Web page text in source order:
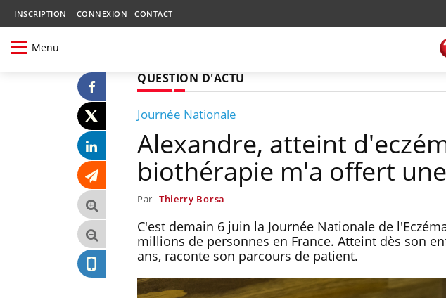
INSCRIPTION CONNEXION CONTACT
Menu
QUESTION D'ACTU
Journée Nationale
Alexandre, atteint
biothérapie m'a offert
Par Thierry Borsa
C'est demain 6 juin la Journée Nationale de
millions de personnes en France. Atteint dès son
ans, raconte son parcours de patient.